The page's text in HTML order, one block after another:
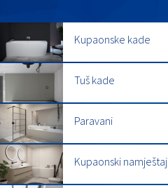
Kupaonske kade
Tuš kade
Paravani
Kupaonski namještaj